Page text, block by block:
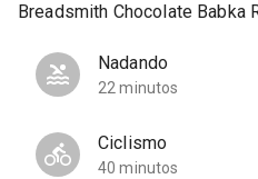
Breadsmith Chocolate Babka
Nadando
22 minutos
Ciclismo
40 minutos